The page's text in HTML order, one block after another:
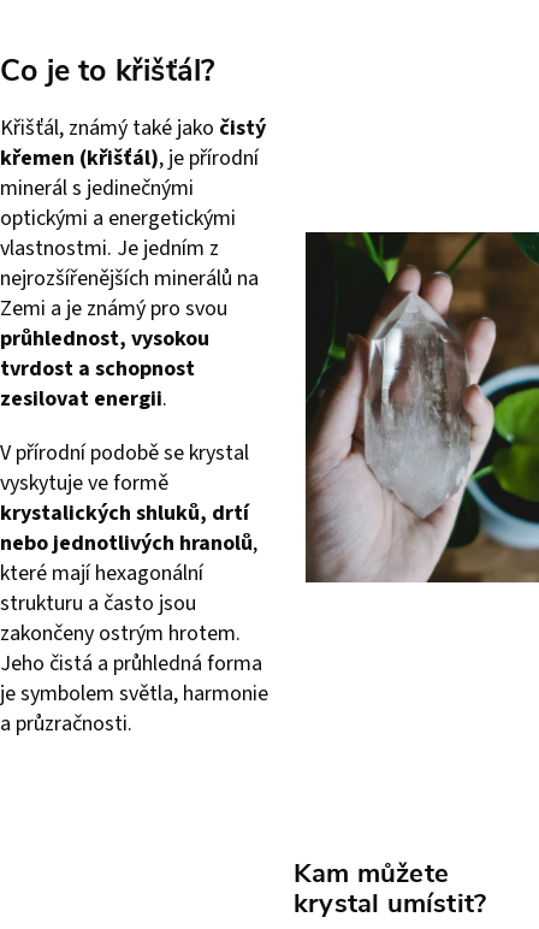
Co je to křišťál?
Křišťál, známý také jako čistý
křemen (křišťál), je přírodní
minerál s jedinečnými
optickými a energetickými
vlastnostmi. Je jedním z
nejrozšířenějších minerálů na
Zemi a je známý pro svou
průhlednost, vysokou
tvrdost a schopnost
zesilovat energii.
V přírodní podobě se krystal
vyskytuje ve formě
krystalických shluků, drtí
nebo jednotlivých hranolů,
které mají hexagonální
strukturu a často jsou
zakončeny ostrým hrotem.
Jeho čistá a průhledná forma
je symbolem světla, harmonie
a průzračnosti.
Kam můžete
krystal umístit?